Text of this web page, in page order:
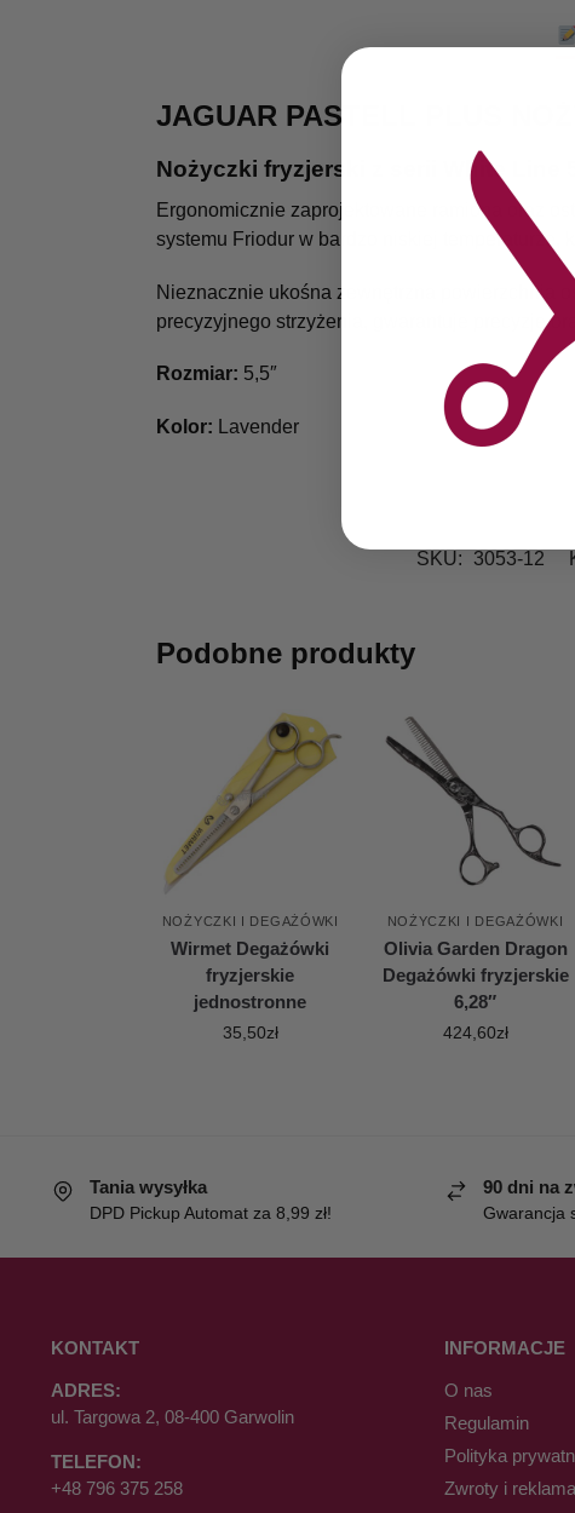
JAGUAR PASTELL PLUS
Nożyczki fryzjerski z serii White Line
Ergonomicznie zaprojektowane ramiona oraz
systemu Friodur w bardzo niskiej temperaturze,
Nieznacznie ukośna zewnętrzna powierzchnia
precyzyjnego strzyżenia, gwarantuje precyzję
Rozmiar: 5,5″
Kolor: Lavender
SKU: 3053-12
Podobne produkty
NOŻYCZKI I DEGAŻÓWKI
Wirmet Degażówki
fryzjerskie
jednostronne
35,50zł
NOŻYCZKI I DEGAŻÓWKI
Olivia Garden Dragon
Degażówki fryzjerskie
6,28″
424,60zł
Tania wysyłka
DPD Pickup Automat za 8,99 zł!
90 dni na
Gwarancja
KONTAKT
ADRES:
ul. Targowa 2, 08-400 Garwolin
TELEFON:
+48 796 375 258
INFORMACJE
O nas
Regulamin
Polityka
Zwroty i